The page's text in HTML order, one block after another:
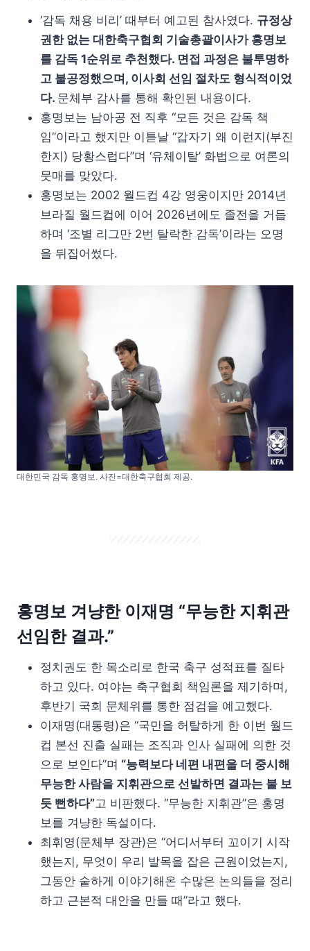
‘감독 채용 비리’ 때부터 예고된 참사였다. 규정상
권한 없는 대한축구협회 기술총괄이사가 홍명보
를 감독 1순위로 추천했다. 면접 과정은 불투명하
고 불공정했으며, 이사회 선임 절차도 형식적이었
다. 문체부 감사를 통해 확인된 내용이다.
홍명보는 남아공 전 직후 “모든 것은 감독 책
임”이라고 했지만 이튿날 “갑자기 왜 이런지(부진
한지) 당황스럽다”며 ‘유체이탈’ 화법으로 여론의
뭇매를 맞았다.
홍명보는 2002 월드컵 4강 영웅이지만 2014년
브라질 월드컵에 이어 2026년에도 졸전을 거듭
하며 ‘조별 리그만 2번 탈락한 감독’이라는 오명
을 뒤집어썼다.
대한민국 감독 홍명보. 사진=대한축구협회 제공.
홍명보 겨냥한 이재명 “무능한 지휘관
선임한 결과.”
정치권도 한 목소리로 한국 축구 성적표를 질타
하고 있다. 여야는 축구협회 책임론을 제기하며,
후반기 국회 문체위를 통한 점검을 예고했다.
이재명(대통령)은 “국민을 허탈하게 한 이번 월드
컵 본선 진출 실패는 조직과 인사 실패에 의한 것
으로 보인다”며 “능력보다 네편 내편을 더 중시해
무능한 사람을 지휘관으로 선발하면 결과는 불 보
듯 뻔하다”고 비판했다. “무능한 지휘관”은 홍명
보를 겨냥한 독설이다.
최휘영(문체부 장관)은 “어디서부터 꼬이기 시작
했는지, 무엇이 우리 발목을 잡은 근원이었는지,
그동안 숱하게 이야기해온 수많은 논의들을 정리
하고 근본적 대안을 만들 때”라고 했다.